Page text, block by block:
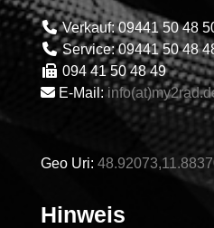
Verkauf: 09441 50 48
Service: 09441 50 48
094 41 50 48 49
E-Mail:
Geo Uri:
Hinweis